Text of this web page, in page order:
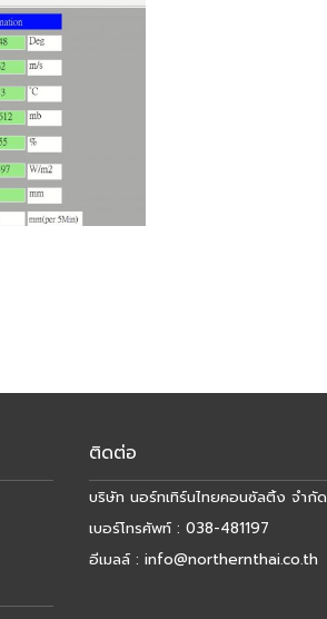
ติดต่อ
บริษัท นอร์ทเทิร์นไทยคอนซัลติ้ง จำกัด
เบอร์โทรศัพท์ : 038-481197​
อีเมลล์ :​ info@northernthai.co.th